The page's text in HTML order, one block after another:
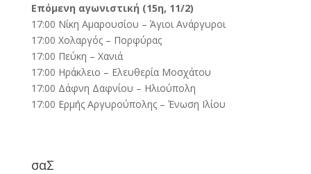
Επόμενη αγωνιστική (15η, 11/2)
17:00 Νίκη Αμαρουσίου – Άγιοι Ανάργυροι
17:00 Χολαργός – Πορφύρας
17:00 Πεύκη – Χανιά
17:00 Ηράκλειο – Ελευθερία Μοσχάτου
17:00 Δάφνη Δαφνίου – Ηλιούπολη
17:00 Ερμής Αργυρούπολης – Ένωση Ιλίου
σαΣ